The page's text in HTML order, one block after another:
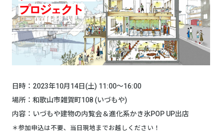
日時：2023年10月14日(土) 11:00～16:00
場所：和歌山市雑賀町108 (いづもや)
内容：いづもや建物の内覧会＆進化系かき氷POP UP出店
＊参加申込は不要、当日現地までお越しください！